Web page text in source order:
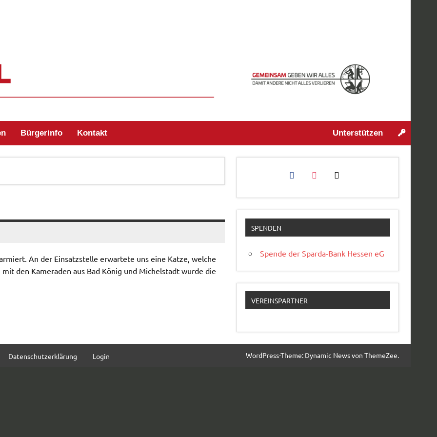
Bürgerinfo Kontakt Unterstützen
An der Einsatzstelle erwartete uns eine Katze, welche
den Kameraden aus Bad König und Michelstadt wurde die
facebookinstagram
mail
SPENDEN
Spende der Sparda-Bank Hessen eG
VEREINSPARTNER
Datenschutzerklärung Login WordPress-Theme: Dynamic News von ThemeZee.